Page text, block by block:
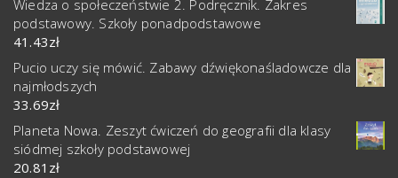
Wiedza o społeczeństwie 2. Podręcznik. Zakres
podstawowy. Szkoły ponadpodstawowe
41.43zł
Pucio uczy się mówić. Zabawy dźwiękonaśladowcze dla
najmłodszych
33.69zł
Planeta Nowa. Zeszyt ćwiczeń do geografii dla klasy
siódmej szkoły podstawowej
20.81 zł